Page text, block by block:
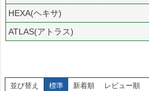
HEXA(ヘキサ)
ATLAS(アトラス)
並び替え 標準 新着順 レビュー順